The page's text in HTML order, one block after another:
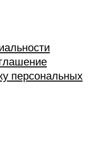
персональных